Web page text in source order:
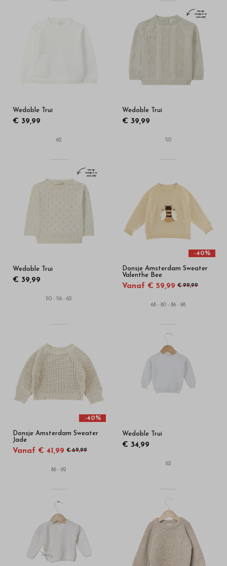
Wedoble Trui
€ 39,99
62
Wedoble Trui
€ 39,99
50
Wedoble Trui
€ 39,99
50 - 56 - 62
-40%
Donsje Amsterdam Sweater
Valenthe Bee
Vanaf € 59,99 € 99,99
68 - 80 - 86 - 98
-40%
Donsje Amsterdam Sweater
Jade
Vanaf € 41,99 € 69,99
86 - 92
Wedoble Trui
€ 34,99
62